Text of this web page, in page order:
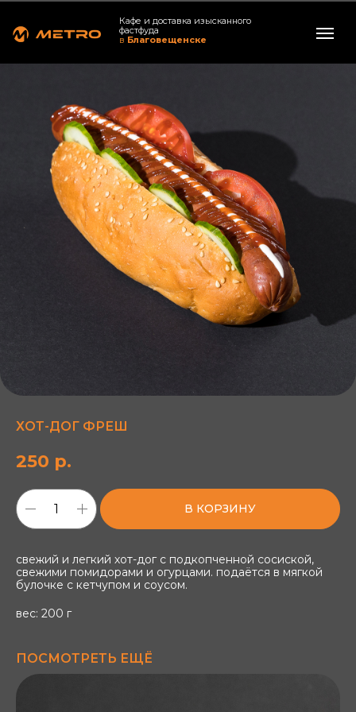
Кафе и доставка изысканного
фастфуда
в Благовещенске
ХОТ-ДОГ ФРЕШ
250 р.
В КОРЗИНУ
свежий и легкий хот-дог с подкопченной сосиской,
свежими помидорами и огурцами. подаётся в мягкой
булочке с кетчупом и соусом.
вес: 200 г
ПОСМОТРЕТЬ ЕЩЁ